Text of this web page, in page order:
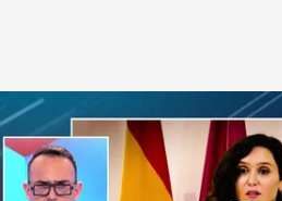
Alejandro Escribano
Todo es mentira
11 ENE 2023 - 17:48h.